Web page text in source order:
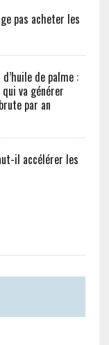
pas acheter les
de palme :
va générer
par an
il accélérer les